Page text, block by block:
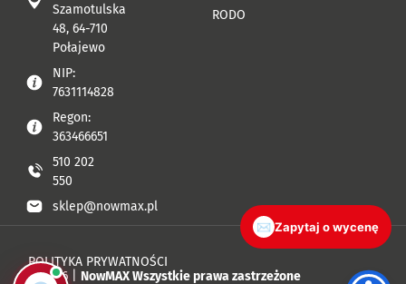
Szamotulska
48, 64-710
Połajewo
NIP:
7631114828
Regon:
363466651
510 202
550
sklep@nowmax.pl
RODO
© 2026 | NowMAX Wszystkie prawa zastrzeżone
POLITYKA PRYWATNOŚCI
✉ Zapytaj o wycenę